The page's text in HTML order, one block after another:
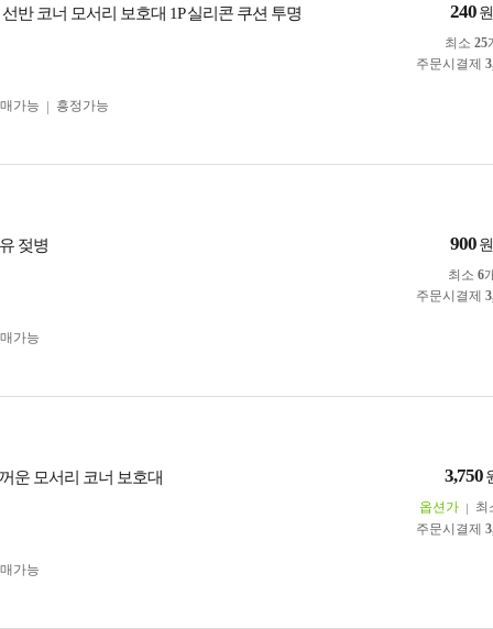
반 코너 모서리 보호대 1P 실리콘 쿠션 투명 240 원
최소 25
주문시결제
가능 흥정가능
젖병 900 원
최소 6
주문시결제
가능
운 모서리 코너 보호대 3,750
옵션가
주문시결제
가능